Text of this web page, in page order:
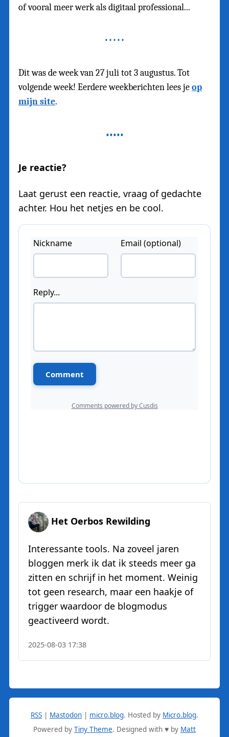
of vooral meer werk als digitaal professional...
Dit was de week van 27 juli tot 3 augustus. Tot
volgende week! Eerdere weekberichten lees jeop
mijn site.
Je reactie?
Laat gerust een reactie, vraag of gedachte
achter. Hou het netjes en be cool.
Het Oerbos Rewilding
Interessante tools. Na zoveel jaren
bloggen merk ik dat ik steeds meer ga
zitten en schrijf in het moment. Weinig
tot geen research, maar een haakje of
trigger waardoor de blogmodus
geactiveerd wordt.
2025-08-03 17:38
RSS Mastodon micro.blog. Hosted by Micro.blog.
Powered by Tiny Theme. Designed with ♥ by Matt